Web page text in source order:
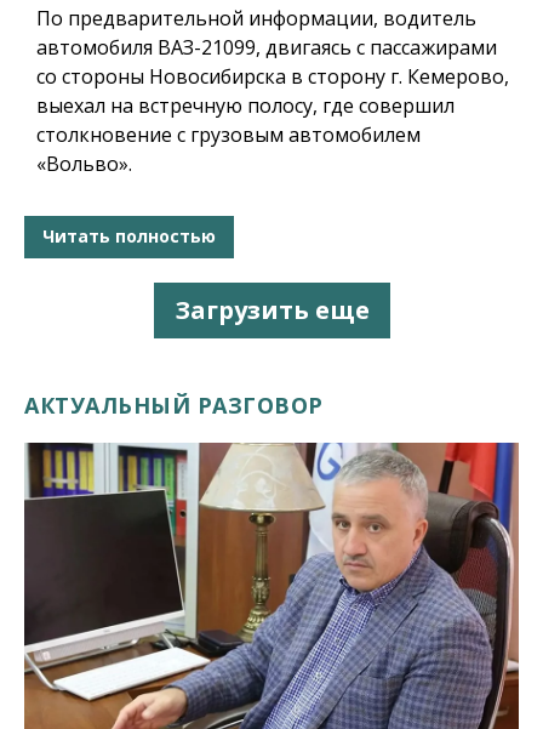
По предварительной информации, водитель
автомобиля ВАЗ-21099, двигаясь с пассажирами
со стороны Новосибирска в сторону г. Кемерово,
выехал на встречную полосу, где совершил
столкновение с грузовым автомобилем
«Вольво».
Читать полностью
Загрузить еще
АКТУАЛЬНЫЙ РАЗГОВОР